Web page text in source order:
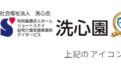
上記のアイ